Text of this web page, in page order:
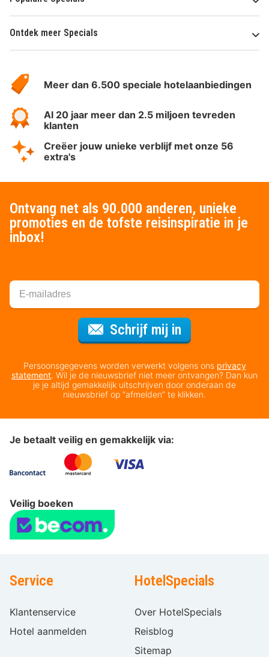
Ontdek meer Specials
HotelSpecials
Meer dan 6.500 speciale hotelaanbiedingen
Al 20 jaar meer dan 2.5 miljoen tevreden
klanten
Creëer jouw unieke verblijf met onze 56
extra's
Ontvang net als 90.000 anderen, unieke
promoties en de tofste reisinspiratie in je
inbox!
Schrijf mij in
Persoonsgegevens worden verwerkt volgens ons privacy
statement. Wil je de nieuwsbrief niet meer ontvangen? Dan kun
je je altijd gemakkelijk uitschrijven door onderaan de
nieuwsbrief op “afmelden” te klikken.
Je betaalt veilig en gemakkelijk via:
Veilig boeken
Service
Klantenservice
Hotel aanmelden
HotelSpecials
Over HotelSpecials
Reisblog
Sitemap